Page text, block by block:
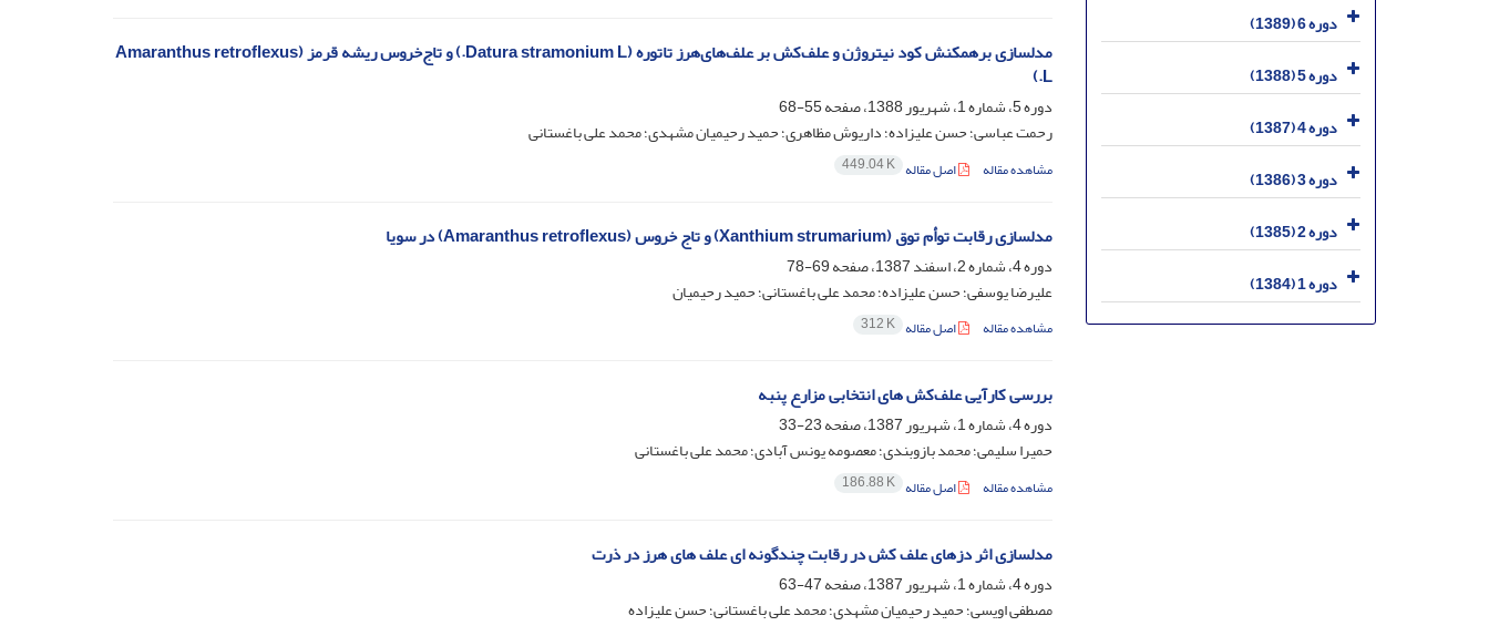
مدلسازی برهمکنش کود نیتروژن و علف‌کش بر علف‌‌های‌‌هرز تاتوره (Datura stramonium L.) و تاج‌خروس ریشه قرمز (Amaranthus retroflexus
L.)
دوره 5، شماره 1، شهریور 1388، صفحه
55-68
رحمت عباسی؛ حسن علیزاده؛ داریوش مظاهری؛ حمید رحیمیان مشهدی؛ محمد علی باغستانی
مشاهده مقاله اصل مقاله 449.04 K
مدلسازی رقابت توأم توق (Xanthium strumarium) و تاج خروس (Amaranthus retroflexus) در سویا
دوره 4، شماره 2، اسفند 1387، صفحه
69-78
علیرضا یوسفی؛ حسن علیزاده؛ محمد علی باغستانی؛ حمید رحیمیان
مشاهده مقاله اصل مقاله 312 K
بررسی کارآیی علف‌کش های انتخابی مزارع پنبه
دوره 4، شماره 1، شهریور 1387، صفحه
23-33
حمیرا سلیمی؛ محمد بازوبندی؛ معصومه یونس آبادی؛ محمد علی باغستانی
مشاهده مقاله اصل مقاله 186.88 K
مدلسازی اثر دزهای علف کش در رقابت چندگونه ای علف های هرز در ذرت
دوره 4، شماره 1، شهریور 1387، صفحه
47-63
مصطفی اویسی؛ حمید رحیمیان مشهدی؛ محمد علی باغستانی؛ حسن علیزاده
دوره 6 (1389)
دوره 5 (1388)
دوره 4 (1387)
دوره 3 (1386)
دوره 2 (1385)
دوره 1 (1384)